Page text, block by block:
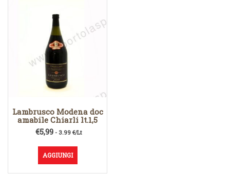
Lambrusco Modena doc
amabile Chiarli lt.1,5
€5,99 - 3.99 €/Lt
AGGIUNGI